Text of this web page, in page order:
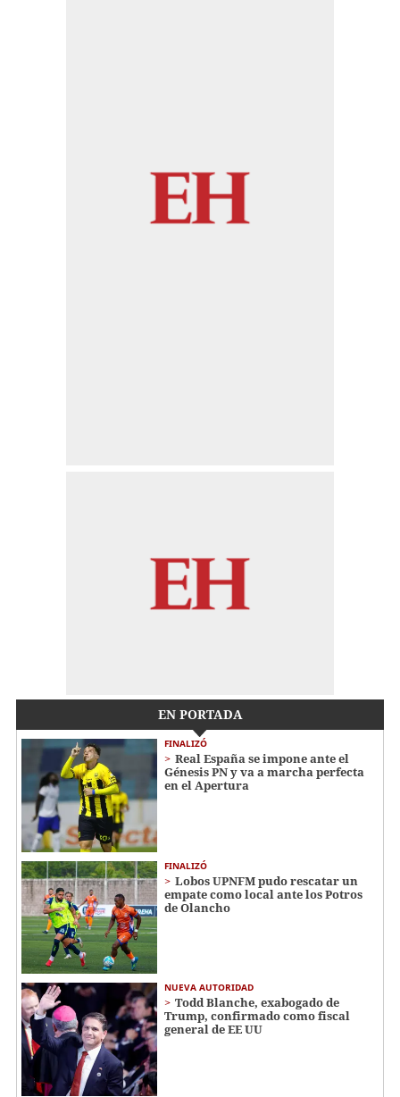
EN PORTADA
FINALIZÓ
Real España se impone ante el
Génesis PN y va a marcha perfecta
en el Apertura
FINALIZÓ
Lobos UPNFM pudo rescatar un
empate como local ante los Potros
de Olancho
NUEVA AUTORIDAD
Todd Blanche, exabogado de
Trump, confirmado como fiscal
general de EE UU